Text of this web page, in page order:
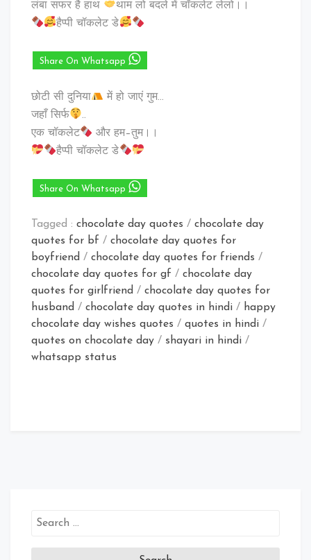
लंबा सफर है हाथ
थाम लो बदले में चॉकलेट लेलो।।
हैप्पी चॉकलेट डे
Share On Whatsapp
छोटी सी दुनिया
में हो जाएं गुम…
जहाँ सिर्फ
..
एक चॉकलेट
और हम–तुम।।
हैप्पी चॉकलेट डे
Share On Whatsapp
Tagged : chocolate day quotes / chocolate day
quotes for bf / chocolate day quotes for
boyfriend / chocolate day quotes for friends /
chocolate day quotes for gf / chocolate day
quotes for girlfriend / chocolate day quotes for
husband / chocolate day quotes in hindi / happy
chocolate day wishes quotes / quotes in hindi /
quotes on chocolate day / shayari in hindi /
whatsapp status
Search